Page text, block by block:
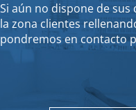
Si aún no dispone de sus
la zona clientes
pondremos en contacto